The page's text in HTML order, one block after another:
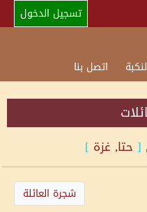
تسجيل الدخول
اتصل بنا
[ حتا, غزة ]
شجرة العائلة